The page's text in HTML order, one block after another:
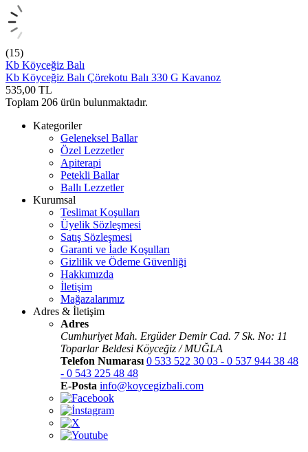
(15)
Kb Köyceğiz Balı
Kb Köyceğiz Balı Çörekotu Balı 330 G Kavanoz
535,00 TL
Toplam 206 ürün bulunmaktadır.
Kategoriler
Geleneksel Ballar
Özel Lezzetler
Apiterapi
Petekli Ballar
Ballı Lezzetler
Kurumsal
Teslimat Koşulları
Üyelik Sözleşmesi
Satış Sözleşmesi
Garanti ve İade Koşulları
Gizlilik ve Ödeme Güvenliği
Hakkımızda
İletişim
Mağazalarımız
Adres & İletişim
Adres
Cumhuriyet Mah. Ergüder Demir Cad. 7 Sk. No: 11
Toparlar Beldesi Köyceğiz / MUĞLA
Telefon Numarası 0 533 522 30 03 - 0 537 944 38 48
- 0 543 225 48 48
E-Posta info@koycegizbali.com